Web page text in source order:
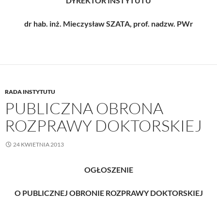
dr hab. inż. Mieczysław SZATA, prof. nadzw. PWr
RADA INSTYTUTU
PUBLICZNA OBRONA
ROZPRAWY DOKTORSKIEJ
24 KWIETNIA 2013
OGŁOSZENIE
O PUBLICZNEJ OBRONIE ROZPRAWY DOKTORSKIEJ